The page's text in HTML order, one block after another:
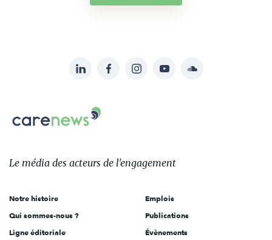
sur:
LinkedInFacebookInstagramYouTubeSoundcloud
Carenews,
Le
des
l'engagement
Le média des acteurs de l'engagement
Notre histoire
Qui sommes-nous ?
Ligne éditoriale
Emplois
Publications
Évènements